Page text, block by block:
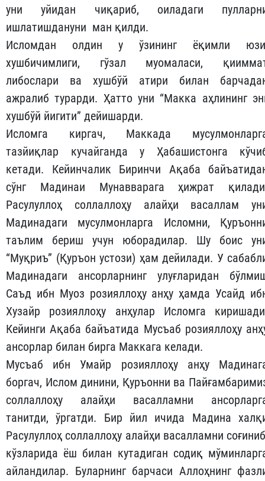
уни уйидан чиқариб, оиладаги
ишлатишдануни ман қилди.
Исломдан олдин у ўзининг ёқимли
хушбичимлиги, гўзал муомаласи,
либослари ва хушбўй атири билан
ажралиб турарди. Ҳатто уни “Макка аҳлининг
хушбўй йигити” дейишарди.
Исломга киргач, Маккада
тазйиқлар кучайганда у Ҳабашистонга
кетади. Кейинчалик Биринчи Ақаба
сўнг Мадинаи Мунавварага ҳижрат
Расулуллоҳ соллаллоҳу алайҳи васаллам
Мадинадаги мусулмонларга Исломни,
таълим бериш учун юборадилар. Шу боис
“Муқриъ” (Қуръон устози) ҳам дейилади. У
Мадинадаги ансорларнинг улуғларидан
Саъд ибн Муоз розияллоҳу анҳу ҳамда Усайд
Хузайр розияллоҳу анҳулар Исломга
Кейинги Ақаба байъатида Мусъаб розияллоҳу
ансорлар билан бирга Маккага келади.
Мусъаб ибн Умайр розияллоҳу анҳу
боргач, Ислом динини, Қуръонни ва
соллаллоҳу алайҳи васалламни
танитди, ўргатди. Бир йил ичида Мадина
Расулуллоҳ соллаллоҳу алайҳи васалламни
кўзларида ёш билан кутадиган содиқ
айландилар. Буларнинг барчаси Аллоҳнинг